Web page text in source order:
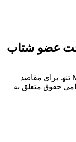
عضو شتاب
تمامی محتوای موجود در سایت MetaExpert.ir تنها برای مقاصد
حقوق متعلق به